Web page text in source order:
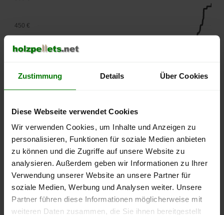
Zustimmung Details Über Cookies
Diese Webseite verwendet Cookies
Wir verwenden Cookies, um Inhalte und Anzeigen zu
personalisieren, Funktionen für soziale Medien anbieten
zu können und die Zugriffe auf unsere Website zu
analysieren. Außerdem geben wir Informationen zu Ihrer
Verwendung unserer Website an unsere Partner für
soziale Medien, Werbung und Analysen weiter. Unsere
Partner führen diese Informationen möglicherweise mit
weiteren Daten zusammen, die Sie ihnen bereitgestellt
lose Ware Sackware
September
2025
Januar
2026
Mai
2026
300 €
350 €
400 €
450 €
Die aktuelle Preisentwicklung für Holzpellets in Deutschland
können Sie jederzeit auf unsererPelletspreise-Seite
nachvollziehen.